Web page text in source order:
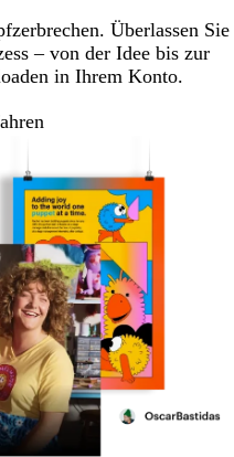
Überlassen Sie
– von der Idee bis zur
in Ihrem Konto.